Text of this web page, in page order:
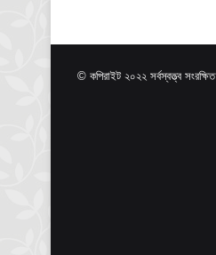
© কপিরাইট ২০২২ সর্বস্বত্ত্ব সংরক্ষিত